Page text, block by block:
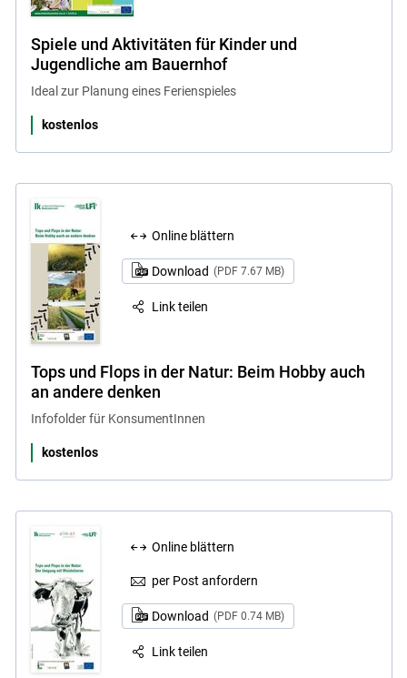
Spiele und Aktivitäten für Kinder und
Jugendliche am Bauernhof
Ideal zur Planung eines Ferienspieles
kostenlos
Online blättern
Download (PDF 7.67 MB)
Link teilen
Tops und Flops in der Natur: Beim Hobby auch
an andere denken
Infofolder für KonsumentInnen
kostenlos
Online blättern
per Post anfordern
Download (PDF 0.74 MB)
Link teilen